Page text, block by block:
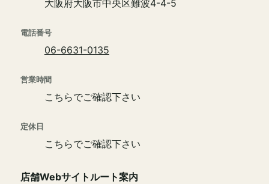
大阪府大阪市中央区難波4-4-5
電話番号
06-6631-0135
営業時間
こちらでご確認下さい
定休日
こちらでご確認下さい
店舗Webサイトルート案内